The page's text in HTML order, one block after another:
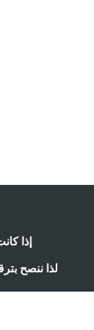
إذا
لذا ننصح